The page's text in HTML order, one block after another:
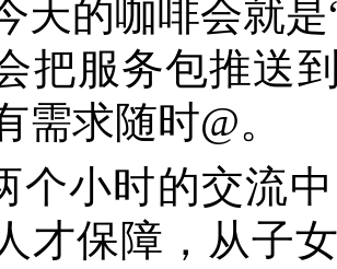
天的咖啡会就
把服务包推送
需求随时@。
个小时的交流
才保障，从子